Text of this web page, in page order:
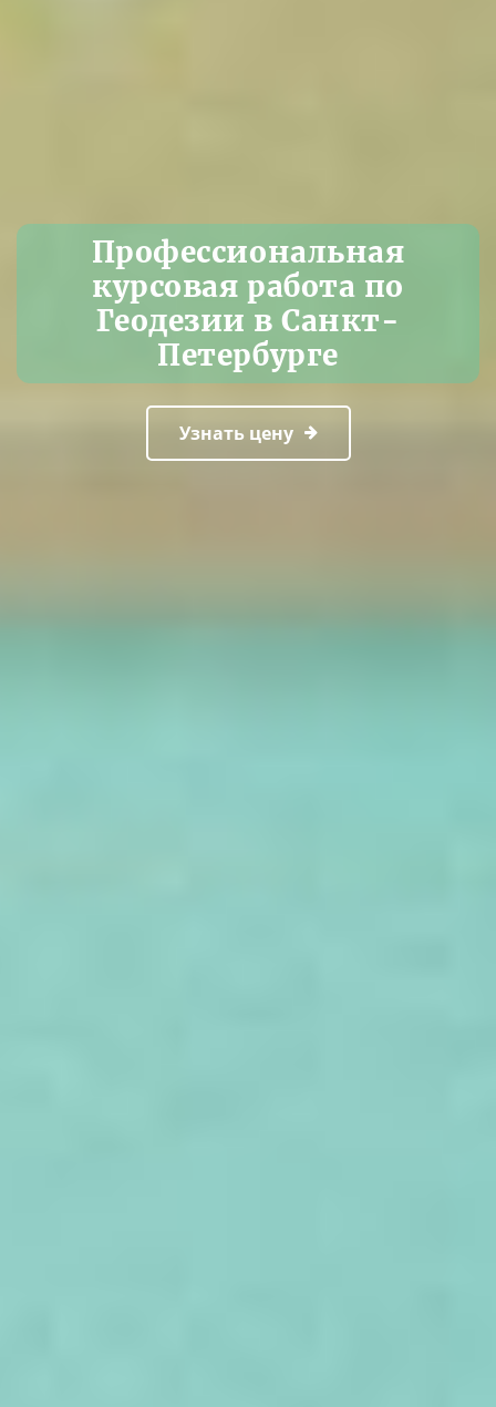
Профессиональная
курсовая работа по
Геодезии в Санкт-
Петербурге
Узнать цену